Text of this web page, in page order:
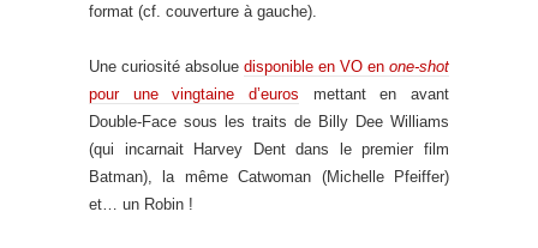
format (cf. couverture à gauche).
Une curiosité absolue disponible en VO en one-shot
pour une vingtaine d’euros mettant en avant
Double-Face sous les traits de Billy Dee Williams
(qui incarnait Harvey Dent dans le premier film
Batman), la même Catwoman (Michelle Pfeiffer)
et… un Robin !